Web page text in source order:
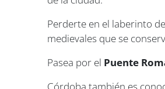
Perderte en el laberinto
medievales que se
Pasea por el Puente
Córdoba también es